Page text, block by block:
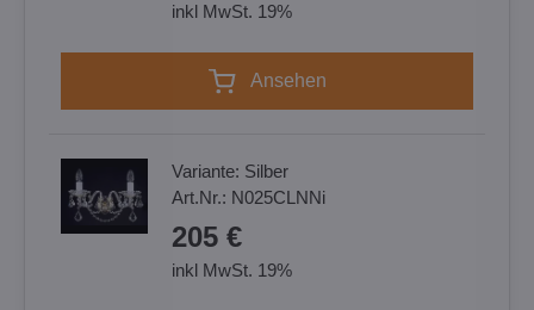
inkl MwSt. 19%
Ansehen
Variante: Silber
Art.Nr.: N025CLNNi
205 €
inkl MwSt. 19%